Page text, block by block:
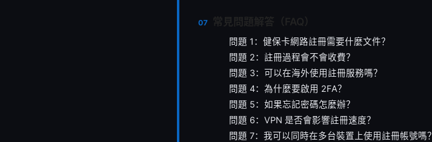
問題 1：健保卡網路註冊需要什麼文件？
問題 2：註冊過程會不會收費？
問題 3：可以在海外使用註冊服務嗎？
問題 4：為什麼要啟用 2FA？
問題 5：如果忘記密碼怎麼辦？
問題 6：VPN 是否會影響註冊速度？
問題 7：我可以同時在多台裝置上使用註冊帳號嗎？